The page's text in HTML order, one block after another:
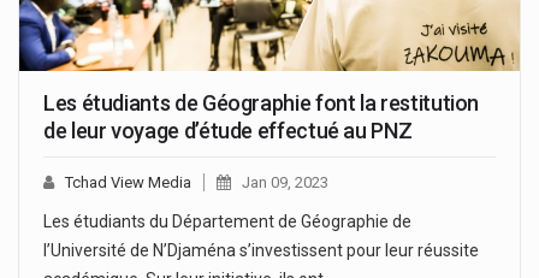
Les étudiants de Géographie font la restitution
de leur voyage d’étude effectué au PNZ
Tchad View Media Jan 09, 2023
Les étudiants du Département de Géographie de
l’Université de N’Djaména s’investissent pour leur réussite